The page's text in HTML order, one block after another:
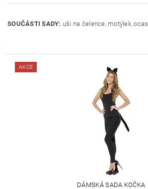
SOUČÁSTI SADY: uši na čelence, motýlek, ocas
AKCE
DÁMSKÁ SADA KOČKA